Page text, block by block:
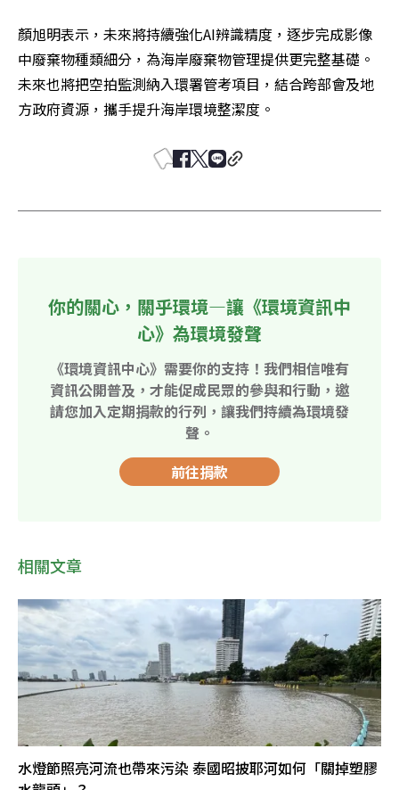
顏旭明表示，未來將持續強化AI辨識精度，逐步完成影像
中廢棄物種類細分，為海岸廢棄物管理提供更完整基礎。
未來也將把空拍監測納入環署管考項目，結合跨部會及地
方政府資源，攜手提升海岸環境整潔度。
你的關心，關乎環境—讓《環境資訊中
心》為環境發聲
《環境資訊中心》需要你的支持！我們相信唯有
資訊公開普及，才能促成民眾的參與和行動，邀
請您加入定期捐款的行列，讓我們持續為環境發
聲。
前往捐款
相關文章
水燈節照亮河流也帶來污染 泰國昭披耶河如何「關掉塑膠